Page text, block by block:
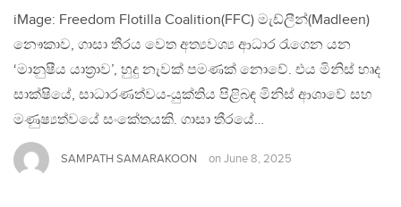
iMage: Freedom Flotilla Coalition(FFC) මැඩ්ලීන්(Madleen)
නෞකාව, ගාසා තීරය වෙත අත්‍යවශ්‍ය ආධාර රැගෙන යන
‘මානුෂීය යාත්‍රාව’, හුදු නැවක් පමණක් නොවේ. එය මිනිස් හෘද
සාක්ෂියේ, සාධාරණත්වය-යුක්තිය පිළිබඳ මිනිස් ආශාවේ සහ
මණුෂ්‍යත්වයේ සංකේතයකි. ගාසා තීරයේ…
SAMPATH SAMARAKOON on June 8, 2025